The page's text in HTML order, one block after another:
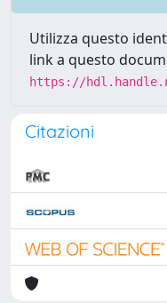
Utilizza questo
link a questo
https://
Citazioni